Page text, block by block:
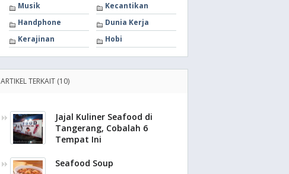
Musik
Kecantikan
Handphone
Dunia Kerja
Kerajinan
Hobi
ARTIKEL TERKAIT (10)
Jajal Kuliner Seafood di
Tangerang, Cobalah 6
Tempat Ini
Seafood Soup